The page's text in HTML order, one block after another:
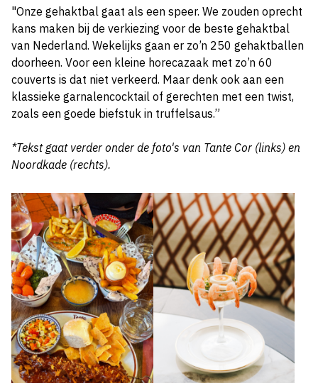
"Onze gehaktbal gaat als een speer. We zouden oprecht
kans maken bij de verkiezing voor de beste gehaktbal
van Nederland. Wekelijks gaan er zo’n 250 gehaktballen
doorheen. Voor een kleine horecazaak met zo’n 60
couverts is dat niet verkeerd. Maar denk ook aan een
klassieke garnalencocktail of gerechten met een twist,
zoals een goede biefstuk in truffelsaus.”
*Tekst gaat verder onder de foto's van Tante Cor (links) en
Noordkade (rechts).